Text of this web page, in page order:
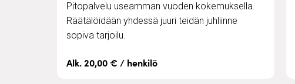
Pitopalvelu useamman vuoden kokemuksella.
Räätälöidään yhdessä juuri teidän juhliinne
sopiva tarjoilu.
Alk. 20,00 € / henkilö